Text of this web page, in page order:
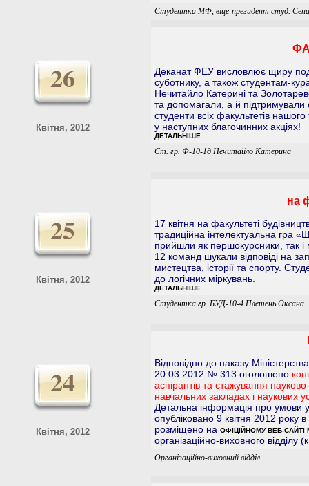
Студентка МФ, віце-президент студ.
26
Квітня, 2012
Деканат ФЕУ висловлює щиру
суботнику, а також студентам-
Нечитайло Катерині та
та допомагали, а й підтримували
студенти всіх факультетів
у наступних благочинних акціях!
ДЕТАЛЬНІШЕ...
Ст. гр. Ф-10-1д Нечитайло Катерина
25
Квітня, 2012
на
17 квітня на факультеті
традиційна інтелектуальна гра
прийшли як першокурсники, так і
12 команд шукали відповіді на
мистецтва, історії та спорту.
до логічних міркувань.
ДЕТАЛЬНІШЕ...
Студентка гр. БУД-10-4 Плетень Оксана
24
Квітня, 2012
Відповідно до наказу
20.03.2012 № 313 оголошено
аспірантів та стажування
навчальних закладах і наукових
Детальна інформація про умови
опубліковано 9 квітня 2012 року
розміщено на ОФІЦІЙНОМУ ВЕБ-САЙТІ
організаційно-виховного відділу
Організаційно-виховний відділ